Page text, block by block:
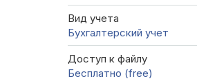
Вид учета
Бухгалтерский учет
Доступ к файлу
Бесплатно (free)